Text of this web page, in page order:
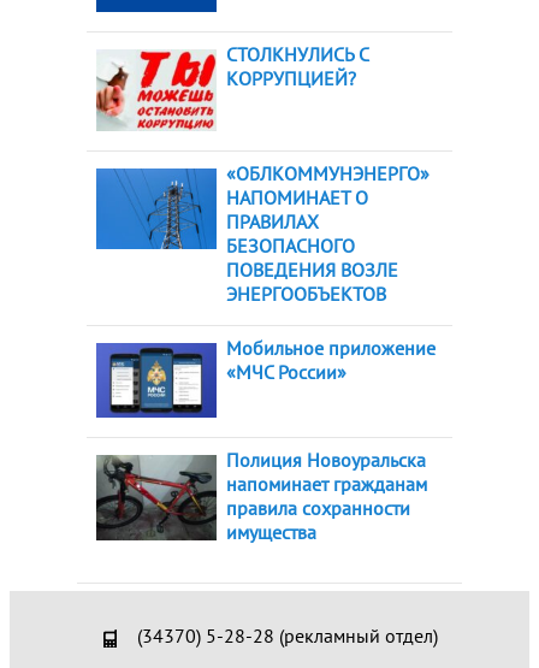
СТОЛКНУЛИСЬ С
КОРРУПЦИЕЙ?
«ОБЛКОММУНЭНЕРГО»
НАПОМИНАЕТ О
ПРАВИЛАХ
БЕЗОПАСНОГО
ПОВЕДЕНИЯ ВОЗЛЕ
ЭНЕРГООБЪЕКТОВ
Мобильное приложение
«МЧС России»
Полиция Новоуральска
напоминает гражданам
правила сохранности
имущества
(34370) 5-28-28 (рекламный отдел)